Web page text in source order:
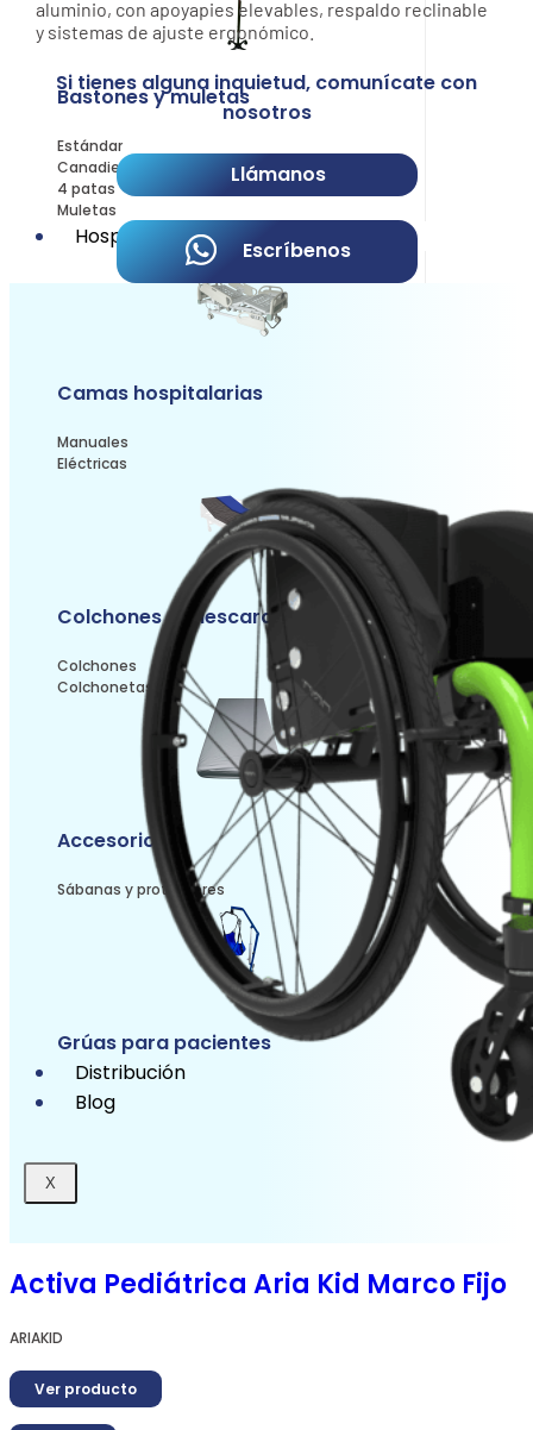
Bastones y muletas
Estándar
Canadiense
4 patas
Muletas
Hospitalario
Camas hospitalarias
Manuales
Eléctricas
Colchones antiescaras
Colchones
Colchonetas
Accesorios
Sábanas y protectores
Grúas para pacientes
Distribución
Blog
X
aluminio, con apoyapies elevables, respaldo reclinable
y sistemas de ajuste ergonómico.
Si tienes alguna inquietud, comunícate con
nosotros
Llámanos
Escríbenos
Activa Pediátrica Aria Kid Marco Fijo
ARIAKID
Ver producto